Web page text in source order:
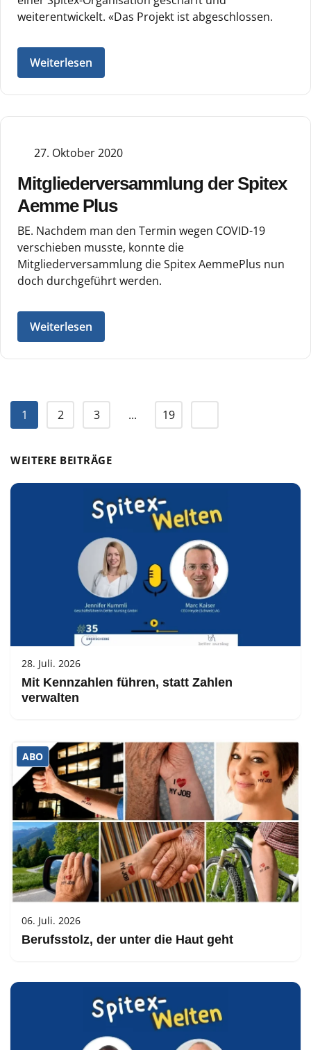
weiterentwickelt. «Das Projekt ist abgeschlossen.
Weiterlesen
27. Oktober 2020
Mitgliederversammlung der Spitex
Aemme Plus
BE. Nachdem man den Termin wegen COVID-19
verschieben musste, konnte die
Mitgliederversammlung die Spitex AemmePlus nun
doch durchgeführt werden.
Weiterlesen
1 2 3 ... 19
WEITERE BEITRÄGE
28. Juli. 2026
Mit Kennzahlen führen, statt Zahlen
verwalten
ABO
06. Juli. 2026
Berufsstolz, der unter die Haut geht